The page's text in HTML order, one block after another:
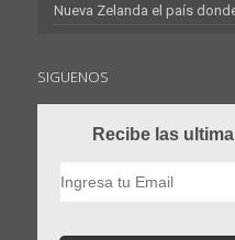
Nueva Zelanda el país
SIGUENOS
Recibe las